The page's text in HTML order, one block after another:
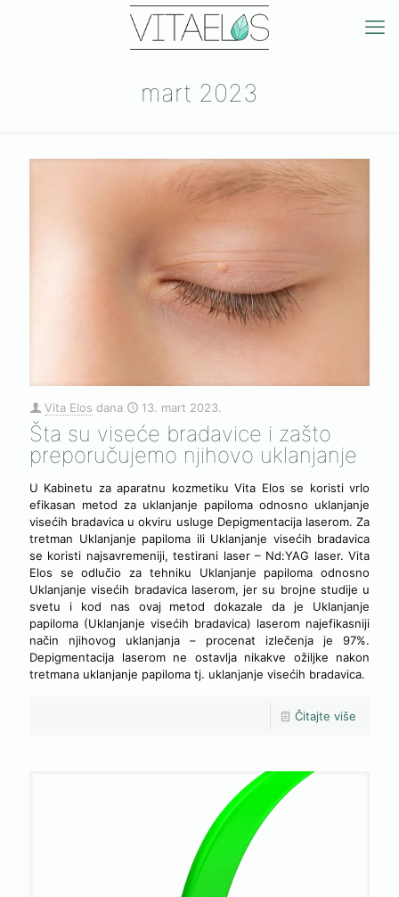
mart 2023
Vita Elos dana 13. mart 2023.
Šta su viseće bradavice i zašto
preporučujemo njihovo uklanjanje
U Kabinetu za aparatnu kozmetiku Vita Elos se koristi vrlo
efikasan metod za uklanjanje papiloma odnosno uklanjanje
visećih bradavica u okviru usluge Depigmentacija laserom. Za
tretman Uklanjanje papiloma ili Uklanjanje visećih bradavica
se koristi najsavremeniji, testirani laser – Nd:YAG laser. Vita
Elos se odlučio za tehniku Uklanjanje papiloma odnosno
Uklanjanje visećih bradavica laserom, jer su brojne studije u
svetu i kod nas ovaj metod dokazale da je Uklanjanje
papiloma (Uklanjanje visećih bradavica) laserom najefikasniji
način njihovog uklanjanja – procenat izlečenja je 97%.
Depigmentacija laserom ne ostavlja nikakve ožiljke nakon
tretmana uklanjanje papiloma tj. uklanjanje visećih bradavica.
Čitajte više